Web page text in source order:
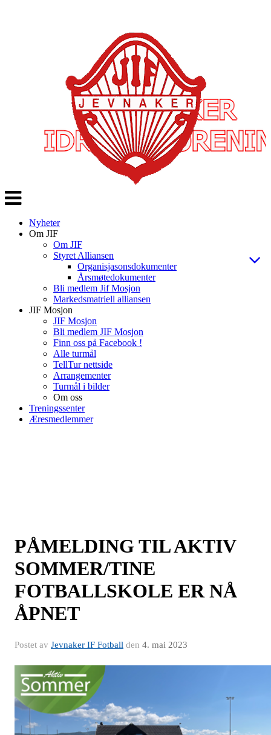
Veksle
navigasjon
Nyheter
Om JIF
Om JIF
Styret Alliansen
Organisjasonsdokumenter
Årsmøtedokumenter
Bli medlem Jif Mosjon
Markedsmatriell alliansen
JIF Mosjon
JIF Mosjon
Bli medlem JIF Mosjon
Finn oss på Facebook !
Alle turmål
TellTur nettside
Arrangementer
Turmål i bilder
Om oss
Treningssenter
Æresmedlemmer
PÅMELDING TIL AKTIV
SOMMER/TINE
FOTBALLSKOLE ER NÅ
ÅPNET
Postet av Jevnaker IF Fotball den 4. mai 2023